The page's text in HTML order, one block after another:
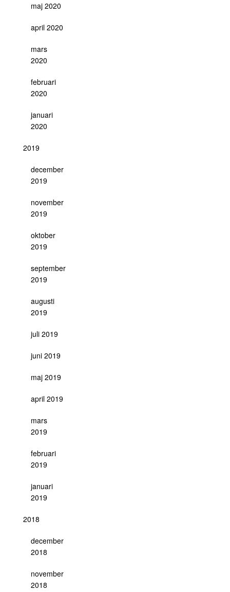
maj 2020
april 2020
mars
2020
februari
2020
januari
2020
2019
december
2019
november
2019
oktober
2019
september
2019
augusti
2019
juli 2019
juni 2019
maj 2019
april 2019
mars
2019
februari
2019
januari
2019
2018
december
2018
november
2018